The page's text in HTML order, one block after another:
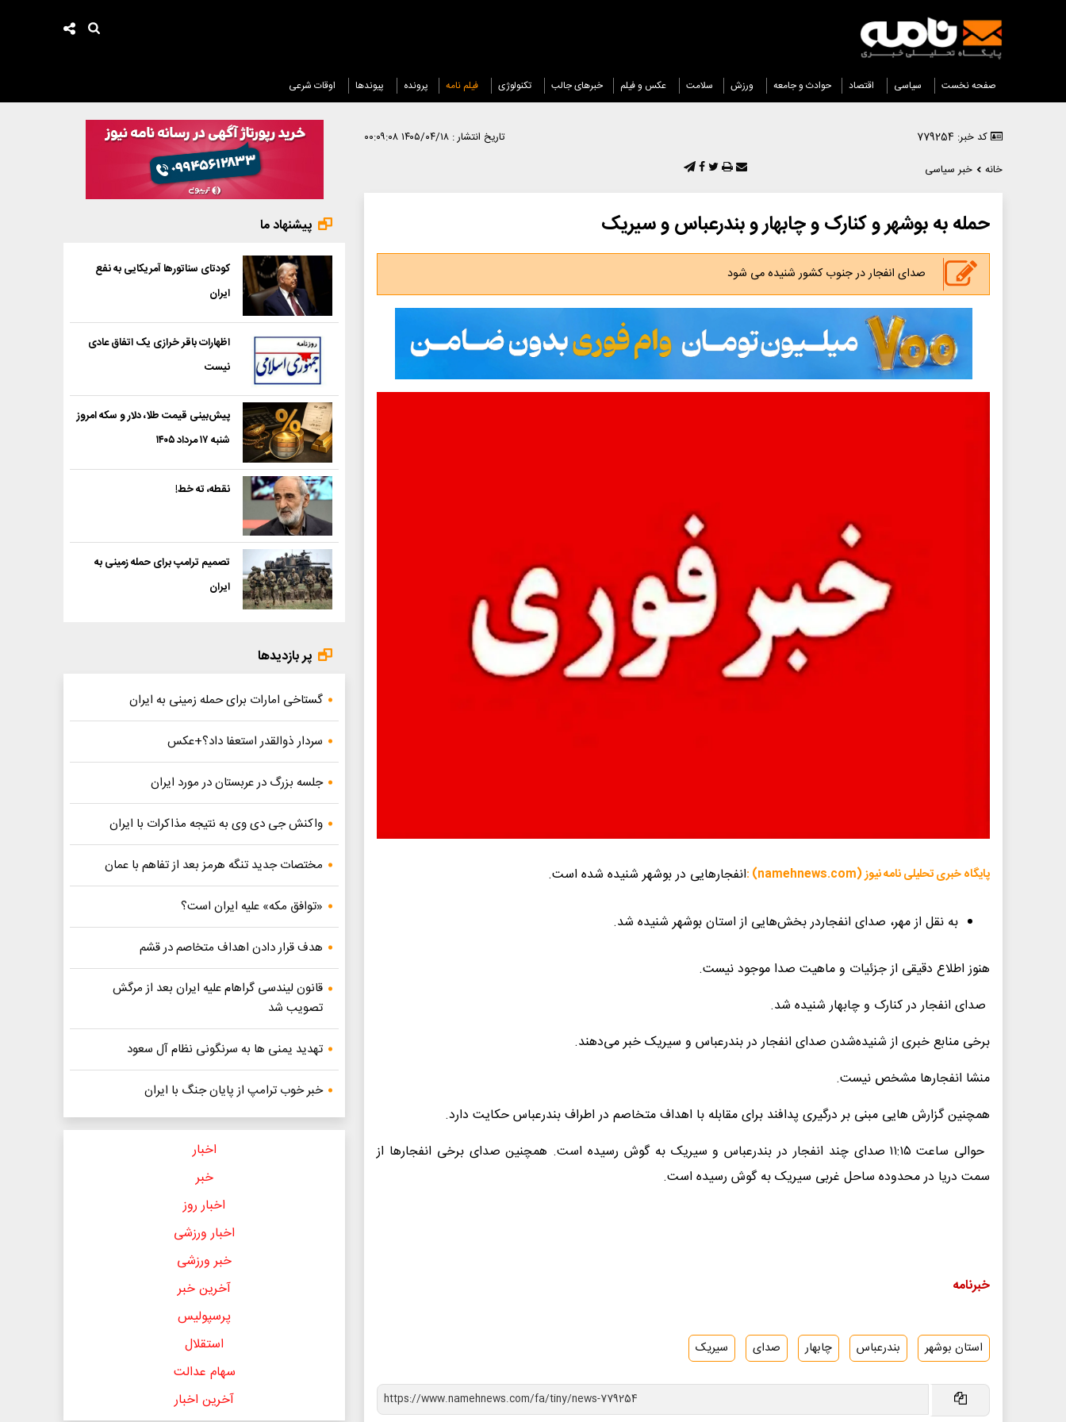
صفحه نخست سیاسی اقتصاد حوادث و جامعه ورزش سلامت عکس و فیلم خبرهای جالب تکنولوژی فیلم نامه پرونده پیوندها اوقات شرعی
کد خبر: 779254 تاریخ انتشار : ۱۴۰۵/۰۴/۱۸ ۰۰:۰۹:۰۸
خانه
خبر سیاسی
حمله به بوشهر و کنارک و چابهار و بندرعباس و سیریک
صدای انفجار در جنوب کشور شنیده می شود
پایگاه خبری تحلیلی نامه نیوز (namehnews.com) : انفجارهایی در بوشهر شنیده شده است.
به نقل از مهر، صدای انفجاردر بخش‌هایی از استان بوشهر شنیده شد.
هنوز اطلاع دقیقی از جزئیات و ماهیت صدا موجود نیست.
صدای انفجار در کنارک و چابهار شنیده شد.
برخی منابع خبری از شنیده‌شدن صدای انفجار در بندرعباس و سیریک خبر می‌دهند.
منشا انفجار‌ها مشخص نیست.
همچنین گزارش ‌هایی مبنی بر درگیری پدافند برای مقابله با اهداف متخاصم در اطراف بندرعباس حکایت دارد.
حوالی ساعت ۱۱:۱۵ صدای چند انفجار در بندرعباس و سیریک به گوش رسیده است. همچنین صدای برخی انفجارها از
سمت دریا در محدوده ساحل غربی سیریک به گوش رسیده است.
خبرنامه
استان بوشهر بندرعباس چابهار صدای سیریک
پیشنهاد ما
کودتای سناتورها آمریکایی به نفع
ایران
اظهارات باقر خرازی یک اتفاق عادی
نیست
پیش‌بینی قیمت طلا، دلار و سکه امروز
شنبه ۱۷ مرداد ۱۴۰۵
نقطه، ته خط!
تصمیم ترامپ برای حمله زمینی به
ایران
پر بازدیدها
گستاخی امارات برای حمله زمینی به ایران
سردار ذوالقدر استعفا داد؟+عکس
جلسه بزرگ در عربستان در مورد ایران
واکنش جی دی وی به نتیجه مذاکرات با ایران
مختصات جدید تنگه هرمز بعد از تفاهم با عمان
«توافق مکه» علیه ایران است؟
هدف قرار دادن اهداف متخاصم در قشم
قانون لیندسی گراهام علیه ایران بعد از مرگش
تصویب شد
تهدید یمنی ها به سرنگونی نظام آل سعود
خبر خوب ترامپ از پایان جنگ با ایران
اخبار
خبر
اخبار روز
اخبار ورزشی
خبر ورزشی
آخرین خبر
پرسپولیس
استقلال
سهام عدالت
آخرین اخبار